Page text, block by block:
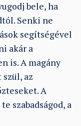
bele, ha
Senki ne
segítségével
akár a
is. A magány
az
A
szabadságod, a